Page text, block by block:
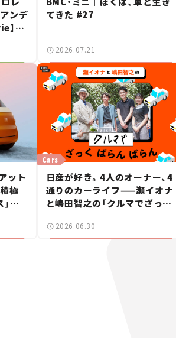
ンデ
】
てきた #27
2026.07.21
ット
極
」に
Cars
日産が好き。4人のオーナー、4
通りのカーライフ——瀬イオナ
と嶋田智之の「クルマでざっく
2026.06.30